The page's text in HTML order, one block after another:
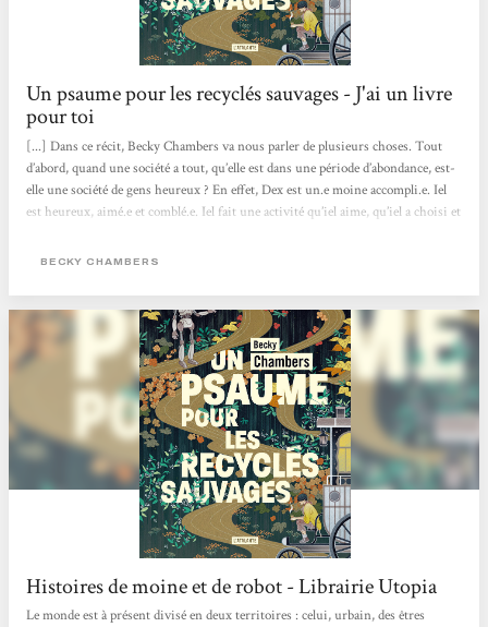
Un psaume pour les recyclés sauvages - J'ai un livre
pour toi
[...] Dans ce récit, Becky Chambers va nous parler de plusieurs choses. Tout
d’abord, quand une société a tout, qu’elle est dans une période d’abondance, est-
elle une société de gens heureux ? En effet, Dex est un.e moine accompli.e. Iel
est heureux, aimé.e et comblé.e. Iel fait une activité qu’iel aime, qu’iel a choisi et
monastère et d’écouter des chants de grillons.. En parlant avec Omphale, un
BECKY CHAMBERS
Histoires de moine et de robot - Librairie Utopia
Le monde est à présent divisé en deux territoires : celui, urbain, des êtres